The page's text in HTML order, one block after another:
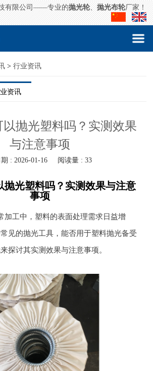
有限公司——专业的抛光轮、抛光布轮厂家！
>行业资讯
资讯
抛光塑料吗？实测效果
与注意事项
: 2026-01-16 阅读量 : 33
抛光塑料吗？实测效果与注意
事项
加工中，塑料的表面处理需求日益增
见的抛光工具，能否用于塑料抛光备受
探讨其实测效果与注意事项。